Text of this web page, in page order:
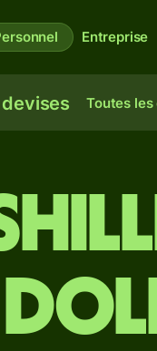
Entreprise
Toutes les